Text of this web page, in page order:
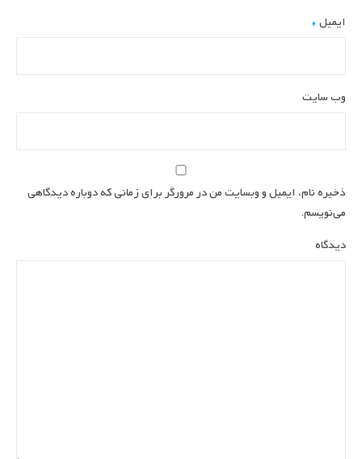
ایمیل*
وب‌ سایت
ذخیره نام، ایمیل و وبسایت من در مرورگر برای زمانی که دوباره دیدگاهی
می‌نویسم.
دیدگاه